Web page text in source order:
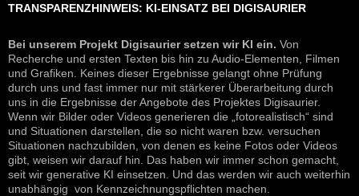
TRANSPARENZHINWEIS: KI-EINSATZ BEI DIGISAURIER
Bei unserem Projekt Digisaurier setzen wir KI ein. Von
Recherche und ersten Texten bis hin zu Audio-Elementen, Filmen
und Grafiken. Keines dieser Ergebnisse gelangt ohne Prüfung
durch uns und fast immer nur mit stärkerer Überarbeitung durch
uns in die Ergebnisse der Angebote des Projektes Digisaurier.
Wenn wir Bilder oder Videos generieren die „fotorealistisch“ sind
und Situationen darstellen, die so nicht waren bzw. versuchen
Situationen nachzubilden, von denen es keine Fotos oder Videos
gibt, weisen wir darauf hin. Das haben wir immer schon gemacht,
seit wir generative KI einsetzen. Und das werden wir auch weiterhin
unabhängig von Kennzeichnungspflichten machen.